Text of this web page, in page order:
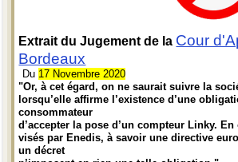
Extrait du Jugement de la Cour
Bordeaux
Du 17 Novembre 2020
"Or, à cet égard, on ne saurait suivre la
lorsqu’elle affirme l’existence d’une
consommateur
d’accepter la pose d’un compteur Linky. En
visés par Enedis, à savoir une directive
un décret